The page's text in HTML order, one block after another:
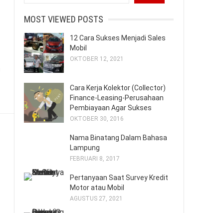
MOST VIEWED POSTS
12 Cara Sukses Menjadi Sales
Mobil
OKTOBER 12, 2021
Cara Kerja Kolektor (Collector)
Finance-Leasing-Perusahaan
Pembiayaan Agar Sukses
OKTOBER 30, 2016
Nama Binatang Dalam Bahasa
Lampung
FEBRUARI 8, 2017
Pertanyaan Saat Survey Kredit
Motor atau Mobil
AGUSTUS 27, 2021